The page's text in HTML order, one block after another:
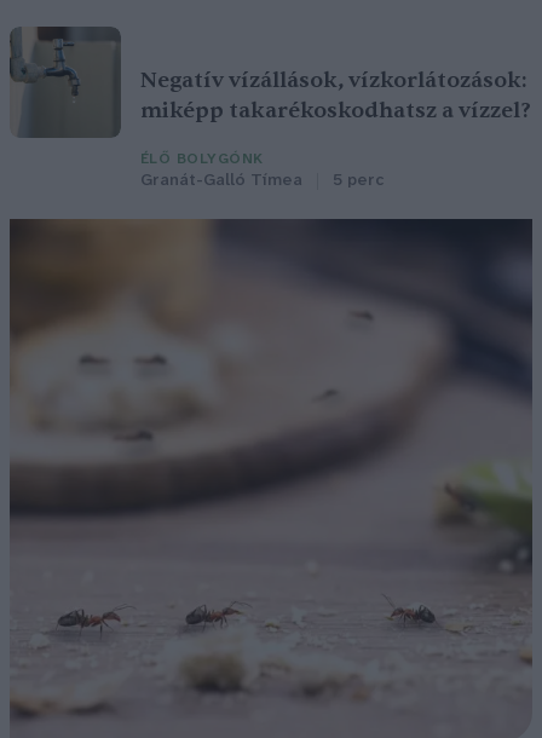
Negatív vízállások, vízkorlátozások:
miképp takarékoskodhatsz a vízzel?
ÉLŐ BOLYGÓNK
Granát-Galló Tímea 5 perc